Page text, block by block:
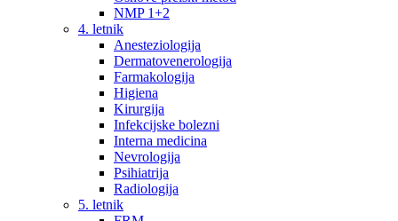
NMP 1+2
4. letnik
Anesteziologija
Dermatovenerologija
Farmakologija
Higiena
Kirurgija
Infekcijske bolezni
Interna medicina
Nevrologija
Psihiatrija
Radiologija
5. letnik